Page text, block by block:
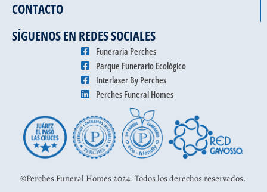
CONTACTO
SÍGUENOS EN REDES SOCIALES
Funeraria Perches
Parque Funerario Ecológico
Interlaser By Perches
Perches Funeral Homes
©Perches Funeral Homes 2024. Todos los derechos reservados.